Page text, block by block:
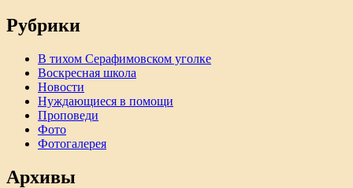
Рубрики
В тихом Серафимовском уголке
Воскресная школа
Новости
Нуждающиеся в помощи
Проповеди
Фото
Фотогалерея
Архивы